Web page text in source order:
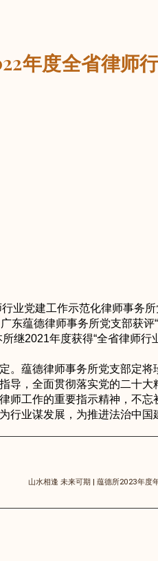
年度全省律师
业党建工作示范化律师事务
东蕴德律师事务所党支部获评
继2021年度获得“全省律师行
。蕴德律师事务所党支部定将
导，全面贯彻落实党的二十大
师工作的重要指示精神，不忘
行业谋发展，为推进法治中国
山水相逢 未来可期 | 蕴德所2023年度